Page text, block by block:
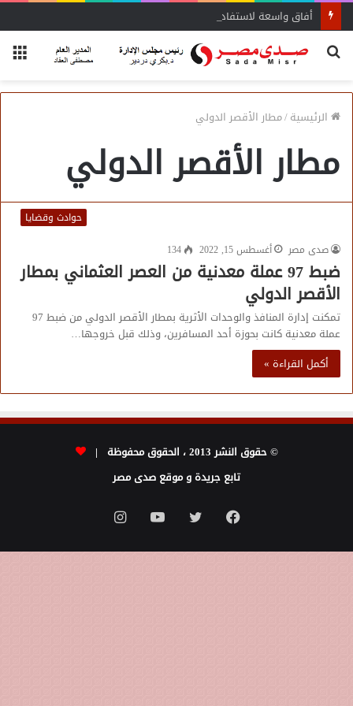
بحث
الرئيسية/مطار الأقصر الدولي
مطار الأقصر الدولي
حوادث وقضايا
صدى مصر
أغسطس 15, 2022 134
ضبط 97 عملة معدنية من العصر العثماني بمطار
الأقصر الدولي
تمكنت إدارة المنافذ والوحدات الأثرية بمطار الأقصر الدولي من ضبط 97
عملة معدنية كانت بحوزة أحد المسافرين، وذلك قبل خروجها…
أكمل القراءة »
© حقوق النشر 2013 ، الحقوق محفوظة |
تابع جريدة و موقع صدى مصر
فيسبوك تويتر يوتيوبانستقرام